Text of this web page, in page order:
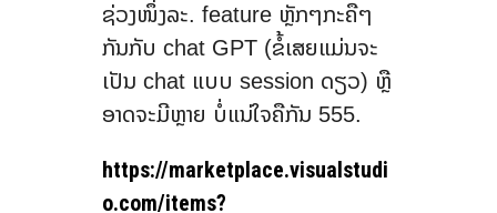
ຊ່ວງໜຶ່ງລະ. feature ຫຼັກໆກະຄືໆ
ກັນກັບ chat GPT (ຂໍ້ເສຍແມ່ນຈະ
ເປັນ chat ແບບ session ດຽວ) ຫຼື
ອາດຈະມີຫຼາຍ ບໍ່ແນ່ໃຈຄືກັນ 555.
https://marketplace.visualstudi
o.com/items?